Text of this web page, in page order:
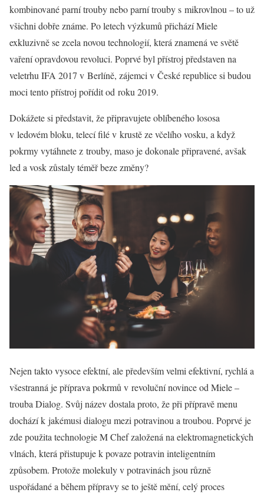
kombinované parní trouby nebo parní trouby s mikrovlnou – to už
všichni dobře známe. Po letech výzkumů přichází Miele
exkluzivně se zcela novou technologií, která znamená ve světě
vaření opravdovou revoluci. Poprvé byl přístroj představen na
veletrhu IFA 2017 v Berlíně, zájemci v České republice si budou
moci tento přístroj pořídit od roku 2019.
Dokážete si představit, že připravujete oblíbeného lososa
v ledovém bloku, telecí filé v krustě ze včelího vosku, a když
pokrmy vytáhnete z trouby, maso je dokonale připravené, avšak
led a vosk zůstaly téměř beze změny?
Nejen takto vysoce efektní, ale především velmi efektivní, rychlá a
všestranná je příprava pokrmů v revoluční novince od Miele –
trouba Dialog. Svůj název dostala proto, že při přípravě menu
dochází k jakémusi dialogu mezi potravinou a troubou. Poprvé je
zde použita technologie M Chef založená na elektromagnetických
vlnách, která přistupuje k povaze potravin inteligentním
způsobem. Protože molekuly v potravinách jsou různě
uspořádané a během přípravy se to ještě mění, celý proces